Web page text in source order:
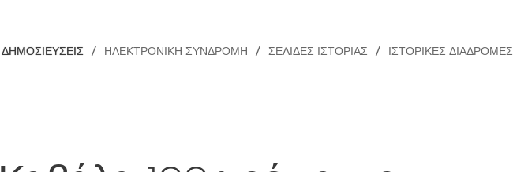
ΔΗΜΟΣΙΕΎΣΕΙΣ ΗΛΕΚΤΡΟΝΙΚΉ ΣΥΝΔΡΟΜΉ ΣΕΛΊΔΕΣ ΙΣΤΟΡΊΑΣ ΙΣΤΟΡΙΚΈΣ ΔΙΑΔΡΟΜΈΣ